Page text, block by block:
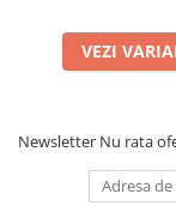
VEZI
Newsletter Nu rata